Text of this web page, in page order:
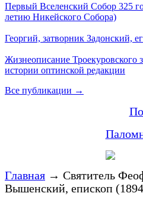
Первый Вселенский Собор 325
летию Никейского Собора)
Георгий, затворник Задонский,
Жизнеописание Троекуровского
истории оптинской редакции
Все публикации →
Главная → Святитель
Вышенский, епископ